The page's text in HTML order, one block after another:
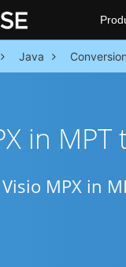
Java Conversion
in MPT
MPX in